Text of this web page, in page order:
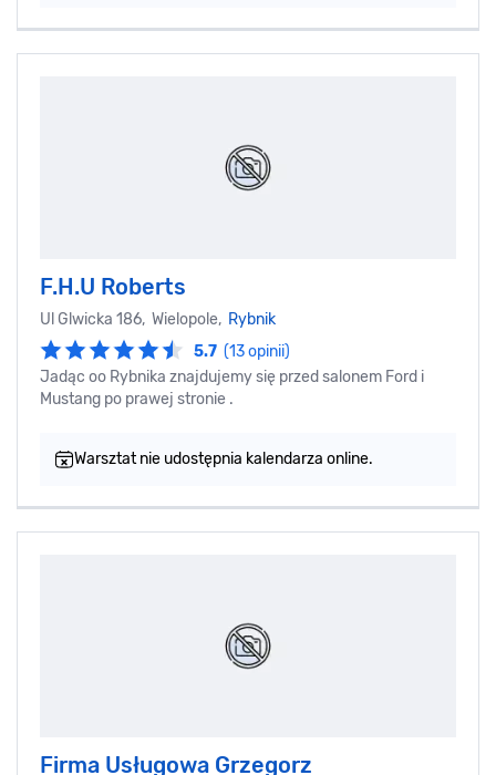
F.H.U Roberts
Ul Glwicka 186, Wielopole, Rybnik
5.7 (13 opinii)
Jadąc oo Rybnika znajdujemy się przed salonem Ford i
Mustang po prawej stronie .
Warsztat nie udostępnia kalendarza online.
Firma Usługowa Grzegorz